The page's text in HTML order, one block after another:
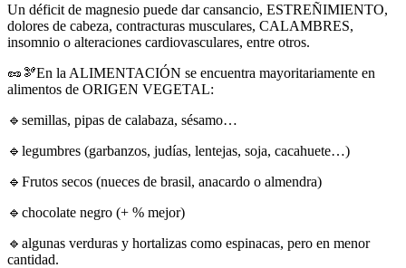
Un déficit de magnesio puede dar cansancio, ESTREÑIMIENTO,
dolores de cabeza, contracturas musculares, CALAMBRES,
insomnio o alteraciones cardiovasculares, entre otros.
🥜🫘En la ALIMENTACIÓN se encuentra mayoritariamente en
alimentos de ORIGEN VEGETAL:
🔹semillas, pipas de calabaza, sésamo…
🔹legumbres (garbanzos, judías, lentejas, soja, cacahuete…)
🔹Frutos secos (nueces de brasil, anacardo o almendra)
🔹chocolate negro (+ % mejor)
🔹algunas verduras y hortalizas como espinacas, pero en menor
cantidad.